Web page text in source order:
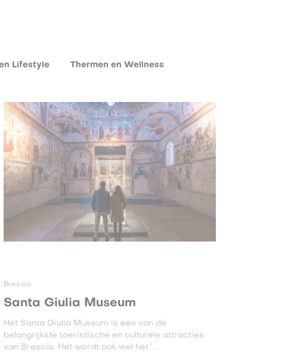
Lifestyle Thermen en Wellness
Brescia
Santa Giulia Museum
Het Santa Giulia Museum is een van de
belangrijkste toeristische en culturele attracties
van Brescia. Het wordt ook wel het ‘...